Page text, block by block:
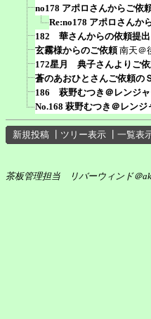
no178 アポロさんからご依
Re:no178 アポロさんか
182 華さんからの依頼提出
玄霧様からのご依頼 南天＠
172星月 典子さんよりご依
蒼のあおひとさんご依頼の
186 萩野むつき＠レンジ
No.168 萩野むつき＠レン
新規投稿 ツリー表示 一覧表
茶板管理担当 リバーウィンド＠